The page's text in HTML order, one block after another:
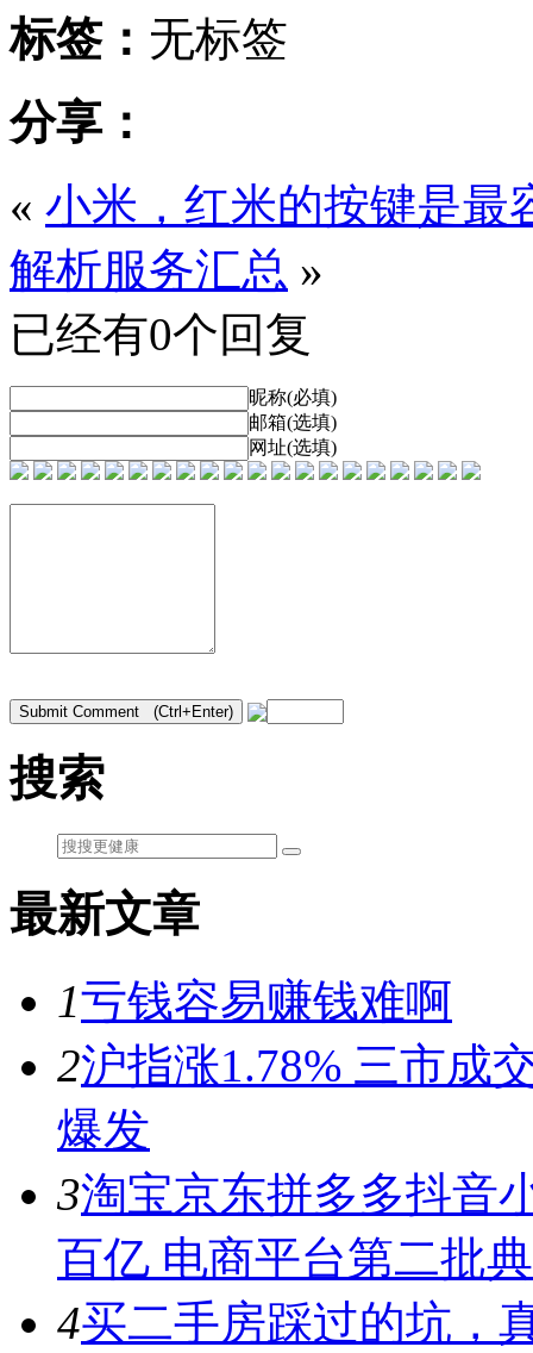
标签： 无标签
分享：
« 小米，红米的按键是最
解析服务汇总 »
已经有0个回复
昵称(必填)
邮箱(选填)
网址(选填)
搜索
最新文章
1亏钱容易赚钱难啊
2沪指涨1.78% 三市成
爆发
3淘宝京东拼多多抖音
百亿 电商平台第二批
4买二手房踩过的坑，